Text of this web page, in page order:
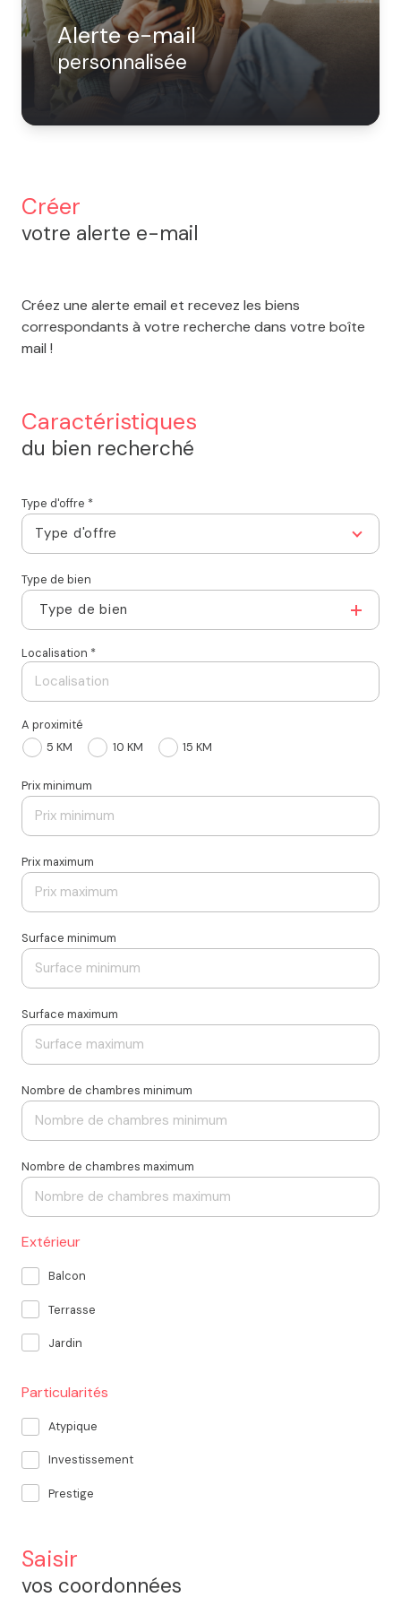
9
Voir
tous
biens
Notre
équipe
Nos
Alerte e-mail
personnalisée
Créer
votre alerte e-mail
Créez une alerte email et recevez les biens
correspondants à votre recherche dans votre boîte
mail !
Caractéristiques
du bien recherché
Type d'offre *
Type d'offre
Type de bien
Type de bien
Localisation *
A proximité
5 KM
10 KM 15 KM
Prix minimum
Prix maximum
Surface minimum
Surface maximum
Nombre de chambres minimum
Nombre de chambres maximum
Extérieur
Balcon
Terrasse
Jardin
Particularités
Atypique
Investissement
Prestige
Saisir
vos coordonnées